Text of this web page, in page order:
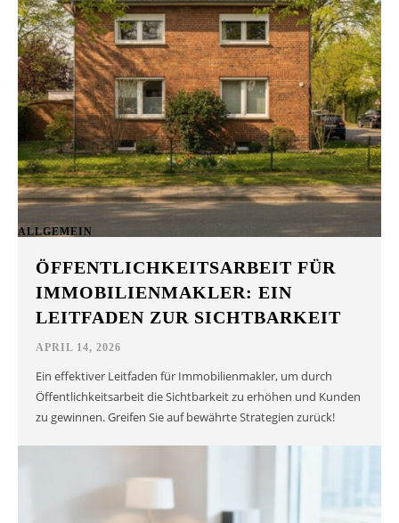
ALLGEMEIN
ÖFFENTLICHKEITSARBEIT FÜR
IMMOBILIENMAKLER: EIN
LEITFADEN ZUR SICHTBARKEIT
APRIL 14, 2026
Ein effektiver Leitfaden für Immobilienmakler, um durch
Öffentlichkeitsarbeit die Sichtbarkeit zu erhöhen und Kunden
zu gewinnen. Greifen Sie auf bewährte Strategien zurück!